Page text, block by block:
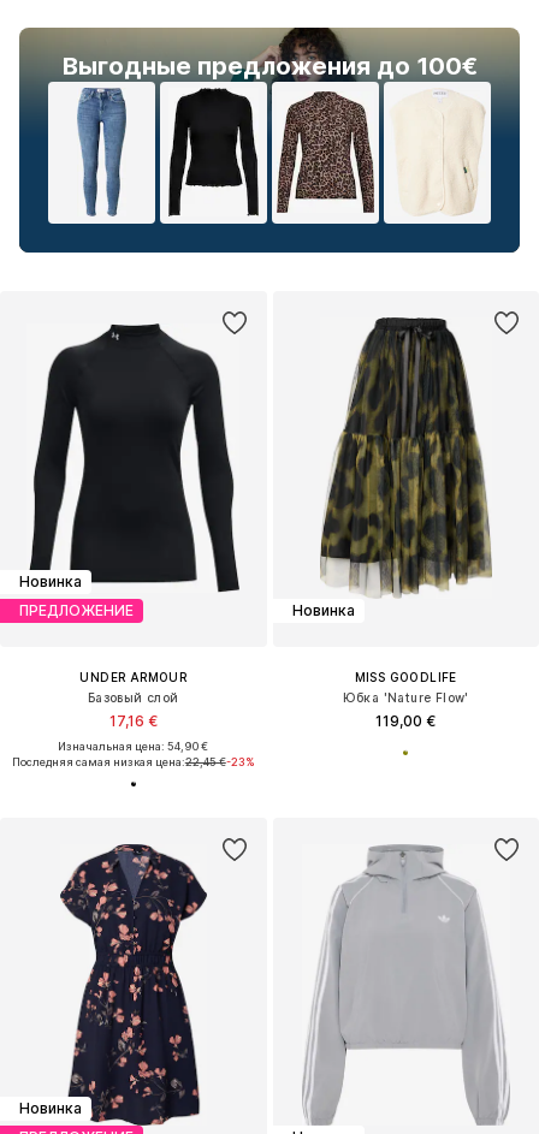
Выгодные предложения до 100€
Новинка
ПРЕДЛОЖЕНИЕ
UNDER ARMOUR
Базовый слой
17,16 €
Изначальная цена: 54,90 €
Последняя самая низкая цена:22,45 €-23%
Новинка
MISS GOODLIFE
Юбка 'Nature Flow'
119,00 €
Новинка